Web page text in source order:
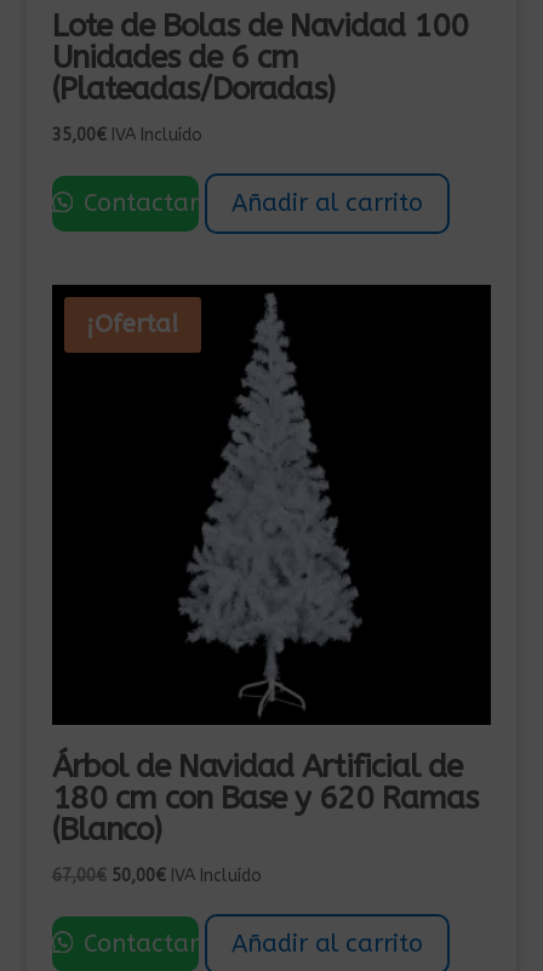
Lote de Bolas de Navidad 100
Unidades de 6 cm
(Plateadas/Doradas)
35,00€ IVA Incluído
Contactar Añadir al carrito
¡Oferta!
Árbol de Navidad Artificial de
180 cm con Base y 620 Ramas
(Blanco)
67,00€ El
original
era:
50,00€El
actual
es:
IVA Incluído
Contactar Añadir al carrito